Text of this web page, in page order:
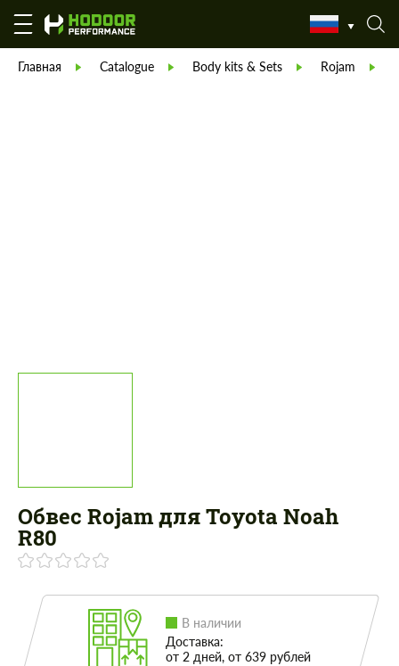
Главная Catalogue Body kits & Sets Rojam
Обвес Rojam для Toyota Noah
R80
В наличии
Доставка:
от 2 дней, от 639 рублей